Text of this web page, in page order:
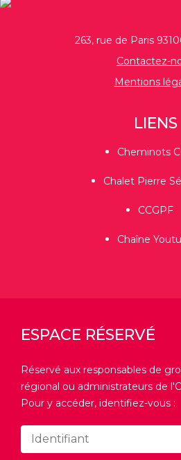
263, rue de Paris
Contactez-
Mentions
LIENS
Cheminots
Chalet Pierre
CCGPF
Chaîne
ESPACE RÉSERVÉ
Réservé aux responsables de
régional ou administrateurs de
Pour y accéder, identifiez-vous :